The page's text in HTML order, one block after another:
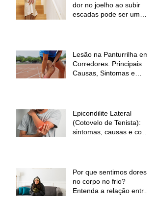
dor no joelho ao subir
escadas pode ser um
Lesão na Panturrilha em
Corredores: Principais
Causas, Sintomas e
Epicondilite Lateral
(Cotovelo de Tenista):
sintomas, causas e como
Por que sentimos dores
no corpo no frio?
Entenda a relação entre